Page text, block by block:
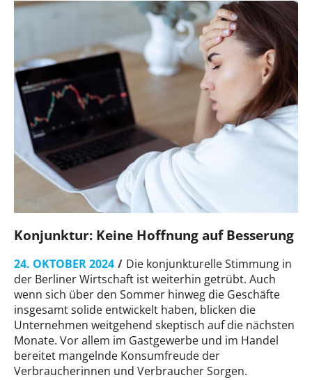
Konjunktur: Keine Hoffnung auf Besserung
24. OKTOBER 2024
Die konjunkturelle Stimmung in
der Berliner Wirtschaft ist weiterhin getrübt. Auch
wenn sich über den Sommer hinweg die Geschäfte
insgesamt solide entwickelt haben, blicken die
Unternehmen weitgehend skeptisch auf die nächsten
Monate. Vor allem im Gastgewerbe und im Handel
bereitet mangelnde Konsumfreude der
Verbraucherinnen und Verbraucher Sorgen.